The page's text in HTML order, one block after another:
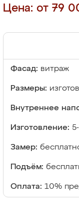
Цена: от 79
Фасад: витраж
Размеры:
Внутреннее
Изготовление:
Замер:
Подъём:
Оплата: 10%